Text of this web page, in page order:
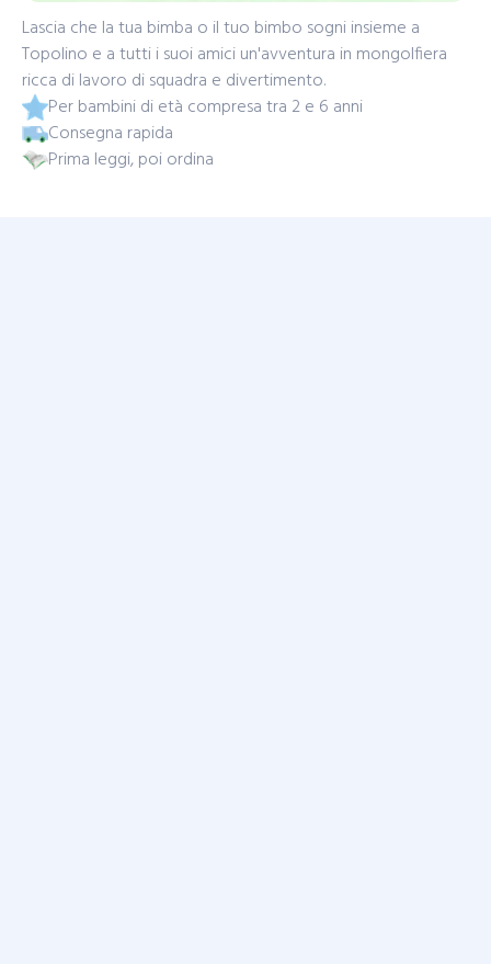
Lascia che la tua bimba o il tuo bimbo sogni insieme a
Topolino e a tutti i suoi amici un'avventura in mongolfiera
ricca di lavoro di squadra e divertimento.
Per bambini di età compresa tra 2 e 6 anni
Consegna rapida
Prima leggi, poi ordina